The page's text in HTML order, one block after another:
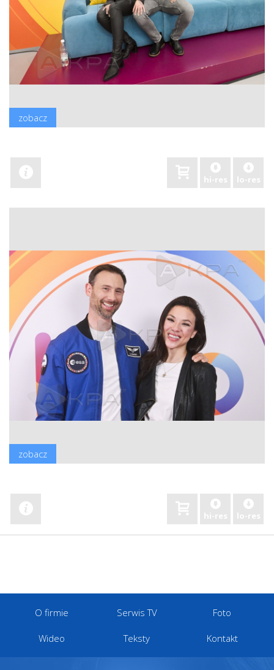
zobacz
hi-res lo-res
zobacz
hi-res lo-res
O firmie Serwis TV Foto
Wideo Teksty Kontakt